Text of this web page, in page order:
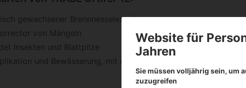
gewachsener Brennnesselextrakt
von Mängeln
Insekten und Blattpilze
und Bewässerung, mit einer Rate von 15 ml/L Wasser
Website für
Jahren
Sie müssen volljährig sein, um
zuzugreifen